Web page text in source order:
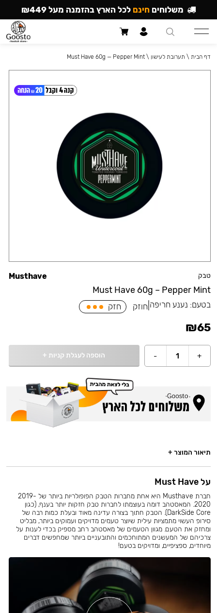
טבק
Must Have 60g – Pepper Mint
Musthave
בטעם: נענע חריפה חוזק חזק
₪65
+
1
- הוספה לעגלת קניות +
דף הבית \ תערובת לעישון \
Must Have 60g — Pepper Mint
תיאור המוצר +
על Must Have
חברת Musthave היא אחת מחברות הטבק הפופולריות ביותר של 2019-
2020. המאסטהב דומה בעוצמתו לחברות טבק חזקות יותר בענף, (כגון
DarkSide Core). הטבק חתוך בצורה עדינה מאוד ובעלת כמות רבה של
סירופ העשוי מתמציות עילית שיוצר טעמים מדויקים ועמוקים ביותר, מבליט
ומחזק את הטעם. מגוון הטעמים של מאסטהב רחב מספיק בכדי לענות על
צרכיהם של המעשנים המתוחכמים והתובעניים ביותר שמחפשים דברים
מיוחדים, ספציפיים, ומדויקים בטעם!
משלוחים חינם לכל הארץ בהזמנה מעל ₪449